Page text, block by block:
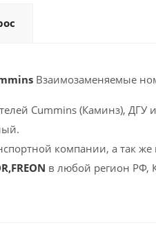
Взаимозаменяемые
Cummins (Каминз), ДГУ
компании, а так же
в любой регион РФ,